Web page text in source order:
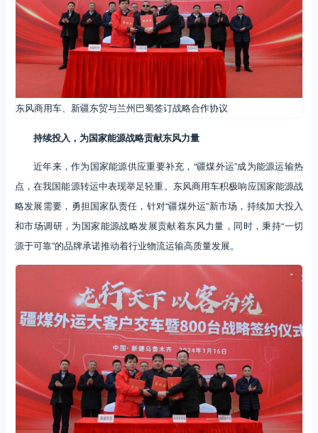
东风商用车、新疆东贸与兰州巴蜀签订战略合作协议
持续投入，为国家能源战略贡献东风力量
近年来，作为国家能源供应重要补充，“疆煤外运”成为能源运输热
点，在我国能源转运中表现举足轻重。东风商用车积极响应国家能源战
略发展需要，勇担国家队责任，针对“疆煤外运”新市场，持续加大投入
和市场调研，为国家能源战略发展贡献着东风力量，同时，秉持“一切
源于可靠”的品牌承诺推动着行业物流运输高质量发展。